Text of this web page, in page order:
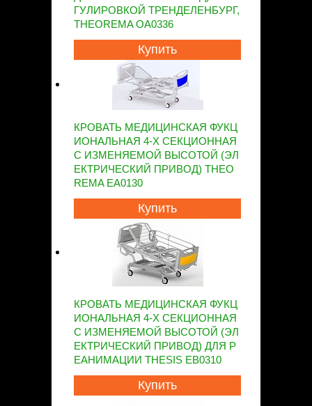
ГУЛИРОВКОЙ ТРЕНДЕЛЕНБУРГ,
THEOREMA OA0336
Купить
КРОВАТЬ МЕДИЦИНСКАЯ ФУКЦ
ИОНАЛЬНАЯ 4-Х СЕКЦИОННАЯ
С ИЗМЕНЯЕМОЙ ВЫСОТОЙ (ЭЛ
ЕКТРИЧЕСКИЙ ПРИВОД) THEO
REMA EA0130
Купить
КРОВАТЬ МЕДИЦИНСКАЯ ФУКЦ
ИОНАЛЬНАЯ 4-Х СЕКЦИОННАЯ
С ИЗМЕНЯЕМОЙ ВЫСОТОЙ (ЭЛ
ЕКТРИЧЕСКИЙ ПРИВОД) ДЛЯ Р
ЕАНИМАЦИИ THESIS EB0310
Купить